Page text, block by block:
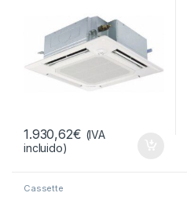
1.930,62€ (IVA
incluido)
Cassette